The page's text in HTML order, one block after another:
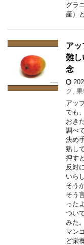
グラ
産）と
アッ
難し
念
ク
果
アッ
でも
おき
調べ
決め
熟し
押す
反対
いら
そう
そう
った
つい
みた。
マン
ど栄